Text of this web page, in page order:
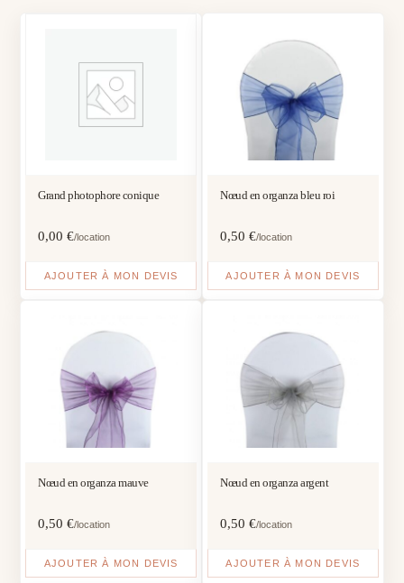
Grand photophore conique
0,00€/location
AJOUTER À MON DEVIS
Nœud en organza bleu roi
0,50 €/location
AJOUTER À MON DEVIS
Nœud en organza mauve
0,50€/location
AJOUTER À MON DEVIS
Nœud en organza argent
0,50 €/location
AJOUTER À MON DEVIS